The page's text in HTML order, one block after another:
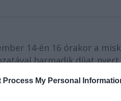
Process My Personal
14-én 16 órakor a
harmadik díjat nyert
A kiállítást Halasi